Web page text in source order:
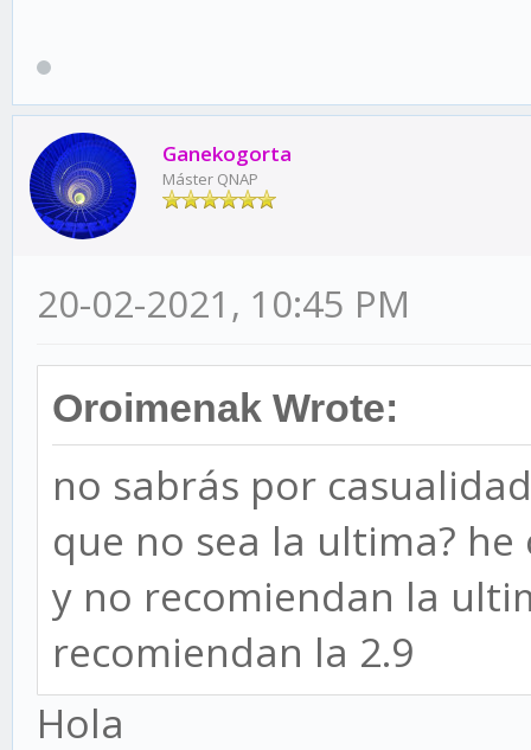
Ganekogorta
Máster QNAP
20-02-2021, 10:45 PM
Oroimenak Wrote:
no sabrás por
que no sea la ultima?
y no recomiendan la
recomiendan la 2.9
Hola